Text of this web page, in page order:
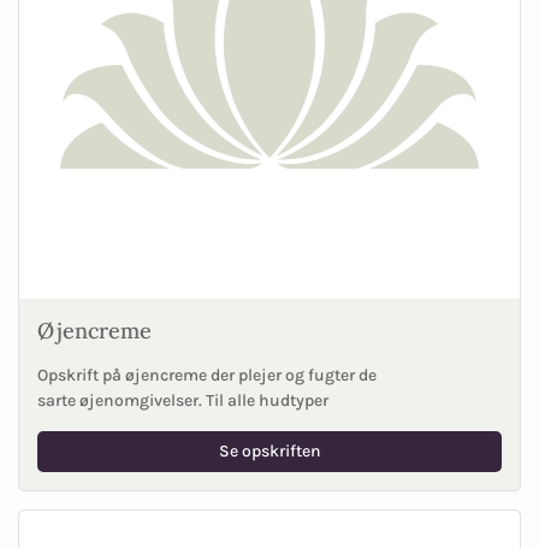
Øjencreme
Opskrift på øjencreme der plejer og fugter de
sarte øjenomgivelser. Til alle hudtyper
Se opskriften